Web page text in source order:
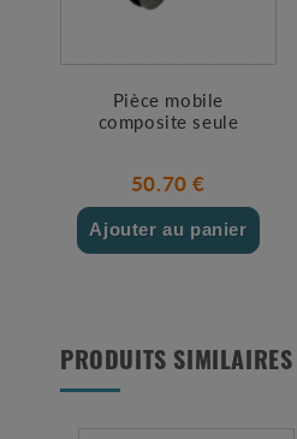
Pièce mobile
composite seule
50.70 €
Ajouter au panier
PRODUITS SIMILAIRES